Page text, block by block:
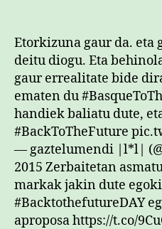
Etorkizuna gaur da. eta
deitu diogu. Eta
gaur errealitate bide
ematen du
handiek baliatu dute,
#BackToTheFuture
— gaztelumendi |l*l|
2015 Zerbaitetan
markak jakin dute
#BacktothefutureDAY
aproposa https://t.co/